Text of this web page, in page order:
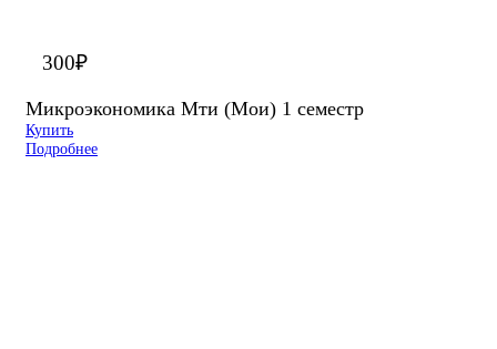
300₽
Микроэкономика Мти (Мои) 1 семестр
Купить
Подробнее